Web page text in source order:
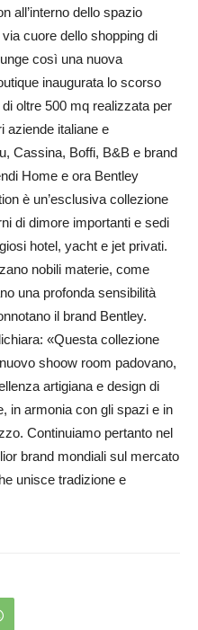
all’interno dello spazio
cuore dello shopping di
così una nuova
inaugurata lo scorso
oltre 500 mq realizzata per
aziende italiane e
Cassina, Boffi, B&B e brand
Home e ora Bentley
è un’esclusiva collezione
di dimore importanti e sedi
hotel, yacht e jet privati.
nobili materie, come
una profonda sensibilità
il brand Bentley.
«Ques­ta collezione
shoow room padovano,
artigiana e design di
in armonia con gli spazi e in
Continuiamo pertanto nel
brand mondiali sul mercato
unisce tradizione e